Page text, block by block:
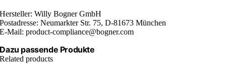
Hersteller: Willy Bogner GmbH
Postadresse: Neumarkter Str. 75, D-81673 München
E-Mail: product-compliance@bogner.com
Dazu passende Produkte
Related products